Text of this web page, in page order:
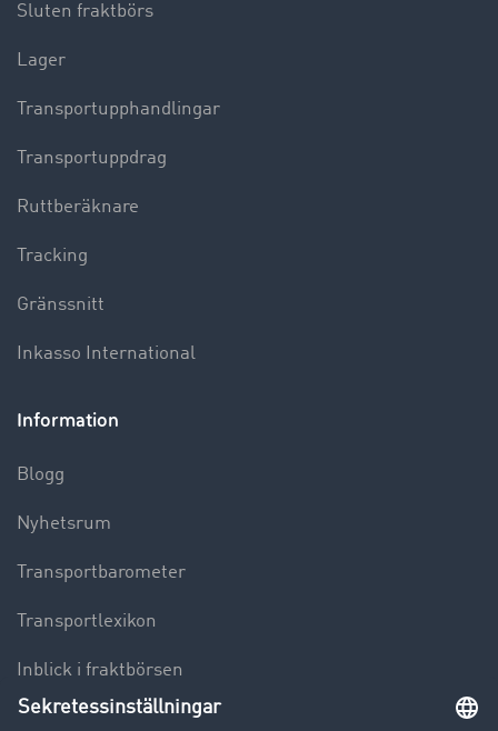
Sluten fraktbörs
Lager
Transportupphandlingar
Transportuppdrag
Ruttberäknare
Tracking
Gränssnitt
Inkasso International
Information
Blogg
Nyhetsrum
Transportbarometer
Transportlexikon
Inblick i fraktbörsen
Körförbud för lastbilar